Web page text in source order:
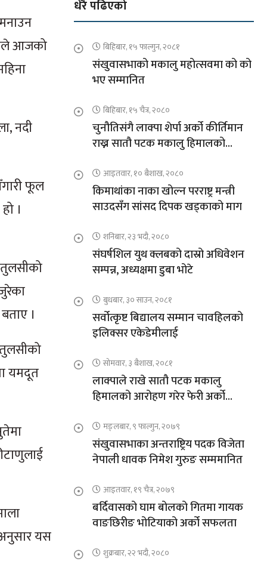
आजको
नदी
फूल
।
तुलसीको
।
यमदूत
यस
धेरै पढिएको
बिहिबार, १५ फाल्गुन, २०८१
संखुवासभाको मकालु महोत्सवमा को को
भए सम्मानित
बिहिबार, १५ चैत्र, २०८०
चुनौतिसंगै लाक्पा शेर्पा अर्को कीर्तिमान
राख्न सातौ पटक मकालु हिमालको
आइतवार, १० बैशाख, २०८०
किमाथांका नाका खोल्न परराष्ट्र मन्त्री
साउदसँग सांसद दिपक खड्काको माग
शनिबार, २३ भदौ, २०८०
संघर्षशिल युथ क्लबको दास्रो अधिवेशन
सम्पन्न, अध्यक्षमा डुबा भोटे
बुधबार, ३० साउन, २०८१
सर्वोत्कृष्ट बिद्यालय सम्मान चावहिलको
इलिक्सर एकेडेमीलाई
सोमवार, ३ बैशाख, २०८१
लाक्पाले राखे सातौ पटक मकालु
हिमालको आरोहण गरेर फेरी अर्को
मङ्लबार, ९ फाल्गुन, २०७९
संखुवासभाका अन्तराष्ट्रिय पदक विजेता
नेपाली धावक निमेश गुरुङ सम्ममानित
आइतवार, १९ चैत्र, २०७९
बर्दिवासको घाम बोलको गितमा गायक
वाङछिरीङ भोटियाको अर्को सफलता
शुक्रबार, २२ भदौ, २०८०